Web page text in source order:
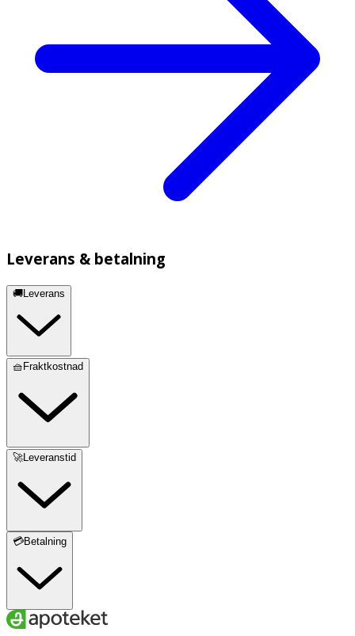
Leverans & betalning
🚚Leverans
🧺Fraktkostnad
🚀Leveranstid
💳Betalning